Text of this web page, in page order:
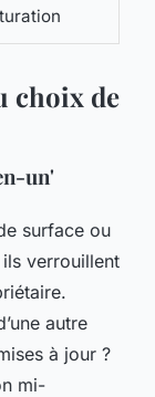
choix de
un'
surface ou
verrouillent
autre
à jour ?
mi-